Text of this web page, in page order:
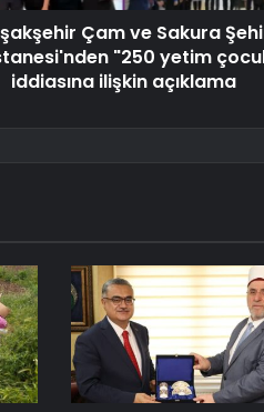
Çam ve Sakura
"250 yetim
iddiasına ilişkin açıklama